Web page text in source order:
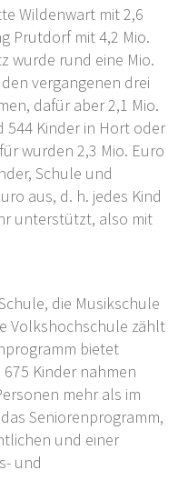
Wildenwart mit 2,6
Prutdorf mit 4,2 Mio.
wurde rund eine Mio.
vergangenen drei
dafür aber 2,1 Mio.
544 Kinder in Hort oder
wurden 2,3 Mio. Euro
Schule und
aus, d. h. jedes Kind
unterstützt, also mit
die Musikschule
Volkshochschule zählt
bietet
Kinder nahmen
mehr als im
Seniorenprogramm,
und einer
und